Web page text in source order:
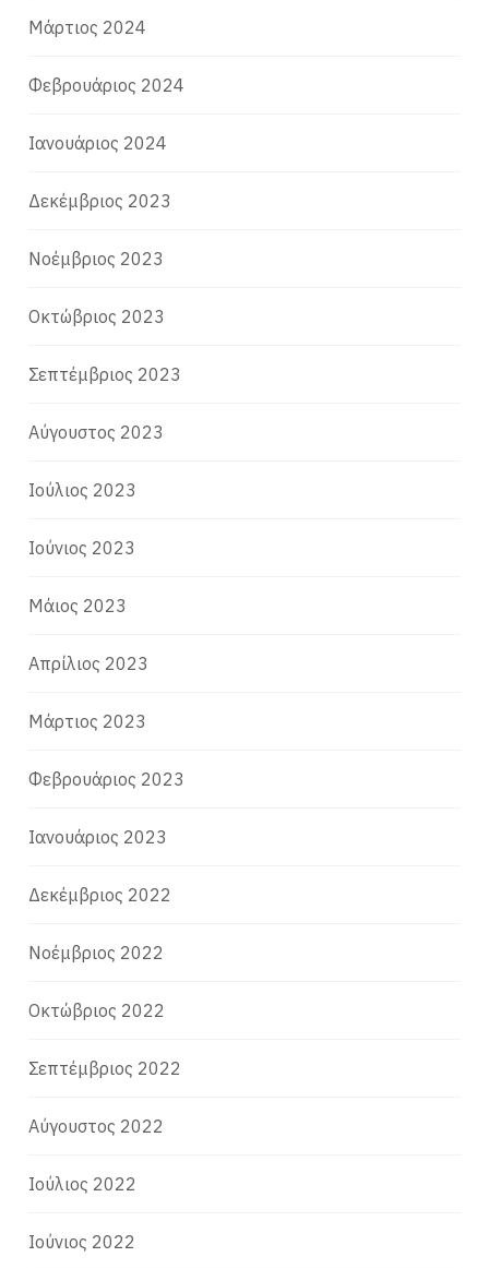
Μάρτιος 2024
Φεβρουάριος 2024
Ιανουάριος 2024
Δεκέμβριος 2023
Νοέμβριος 2023
Οκτώβριος 2023
Σεπτέμβριος 2023
Αύγουστος 2023
Ιούλιος 2023
Ιούνιος 2023
Μάιος 2023
Απρίλιος 2023
Μάρτιος 2023
Φεβρουάριος 2023
Ιανουάριος 2023
Δεκέμβριος 2022
Νοέμβριος 2022
Οκτώβριος 2022
Σεπτέμβριος 2022
Αύγουστος 2022
Ιούλιος 2022
Ιούνιος 2022